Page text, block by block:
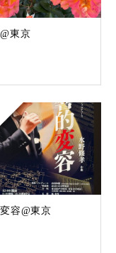
東京
容@東京